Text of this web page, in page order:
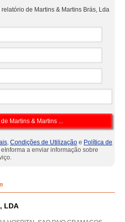
de Martins & Martins Brás, Lda
, Condições de Utilização e Política de
a enviar informação sobre
LDA